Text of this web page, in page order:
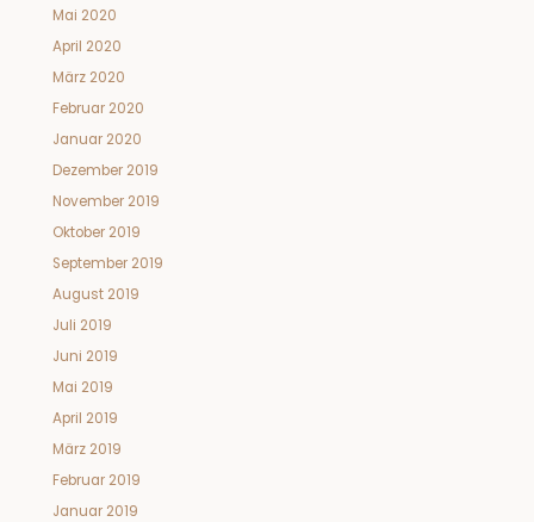
Mai 2020
April 2020
März 2020
Februar 2020
Januar 2020
Dezember 2019
November 2019
Oktober 2019
September 2019
August 2019
Juli 2019
Juni 2019
Mai 2019
April 2019
März 2019
Februar 2019
Januar 2019